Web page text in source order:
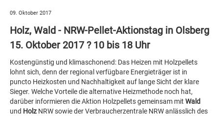
09. Oktober 2017
Holz, Wald - NRW-Pellet-Aktionstag in Olsberg
15. Oktober 2017 ? 10 bis 18 Uhr
Kostengünstig und klimaschonend: Das Heizen mit Holzpellets
lohnt sich, denn der regional verfügbare Energieträger ist in
puncto Heizkosten und Nachhaltigkeit auf lange Sicht der klare
Sieger. Welche Vorteile die alternative Heizmethode noch hat,
darüber informieren die Aktion Holzpellets gemeinsam mit Wald
und Holz NRW sowie der Verbraucherzentrale NRW anlässlich des